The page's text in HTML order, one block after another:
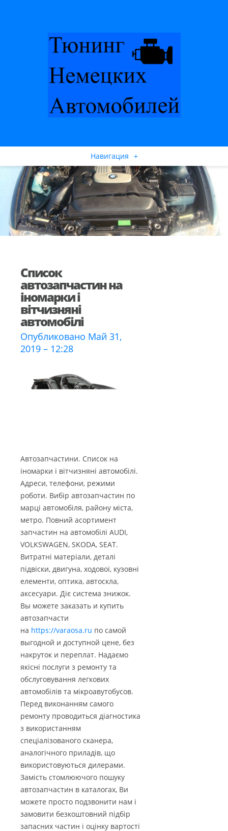
Навигация +
Список
автозапчастин на
іномарки і
вітчизняні
автомобілі
Опубликовано Май 31,
2019 – 12:28
Автозапчастини. Список на
іномарки і вітчизняні автомобілі.
Адреси, телефони, режими
роботи. Вибір автозапчастин по
марці автомобіля, району міста,
метро. Повний асортимент
запчастин на автомобілі AUDI,
VOLKSWAGEN, SKODA, SEAT.
Витратні матеріали, деталі
підвіски, двигуна, ходової, кузовні
елементи, оптика, автоскла,
аксесуари. Діє система знижок.
Вы можете заказать и купить
автозапчасти
на https://varaosa.ru по самой
выгодной и доступной цене, без
накруток и переплат. Надаємо
якісні послуги з ремонту та
обслуговування легкових
автомобілів та мікроавутобусов.
Перед виконанням самого
ремонту проводиться діагностика
з використанням
спеціалізованого сканера,
аналогічного приладів, що
використовуються дилерами.
Замість стомлюючого пошуку
автозапчастин в каталогах, Ви
можете просто подзвонити нам і
замовити безкоштовний підбір
запасних частин і оцінку вартості